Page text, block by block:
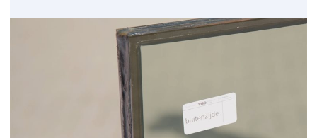
Verduurzaming
energierekening